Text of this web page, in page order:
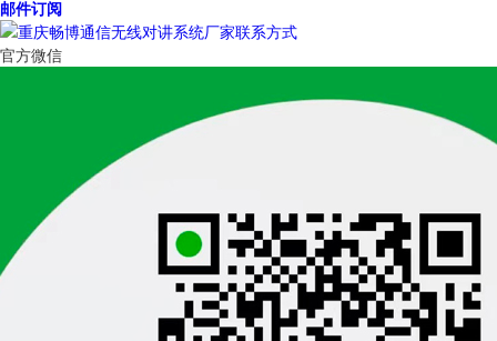
邮件订阅
官方微信